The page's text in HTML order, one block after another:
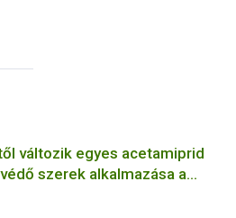
változik egyes acetamiprid
szerek alkalmazása a
miatt